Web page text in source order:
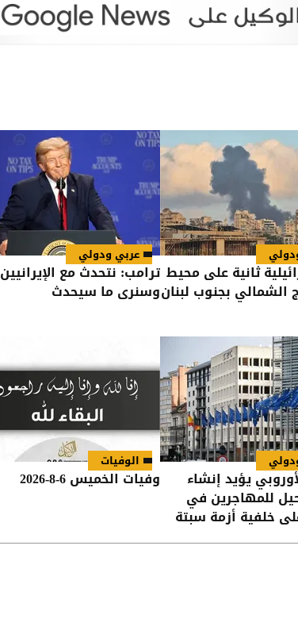
ثانية على محيط
الشمالي بجنوب لبنان
عربي ودولي
ترامب: نتحدث مع الإيرانيين
وسنرى ما سيحدث
يؤيد إنشاء
للمهاجرين في
خلفية أزمة سبتة
الوفيات
وفيات الخميس 6-8-2026